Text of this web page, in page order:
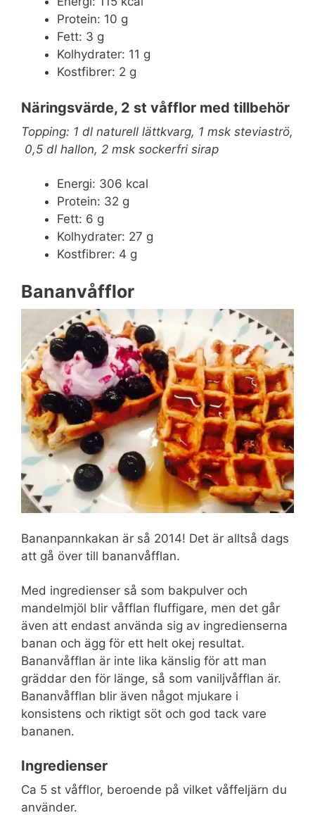
Protein: 10 g
Fett: 3 g
Kolhydrater: 11 g
Kostfibrer: 2 g
Näringsvärde, 2 st våfflor med tillbehör
Topping: 1 dl naturell lättkvarg, 1 msk steviaströ,
0,5 dl hallon, 2 msk sockerfri sirap
Energi: 306 kcal
Protein: 32 g
Fett: 6 g
Kolhydrater: 27 g
Kostfibrer: 4 g
Bananvåfflor
Bananpannkakan är så 2014! Det är alltså dags
att gå över till bananvåfflan.
Med ingredienser så som bakpulver och
mandelmjöl blir våfflan fluffigare, men det går
även att endast använda sig av ingredienserna
banan och ägg för ett helt okej resultat.
Bananvåfflan är inte lika känslig för att man
gräddar den för länge, så som vaniljvåfflan är.
Bananvåfflan blir även något mjukare i
konsistens och riktigt söt och god tack vare
bananen.
Ingredienser
Ca 5 st våfflor, beroende på vilket våffeljärn du
använder.